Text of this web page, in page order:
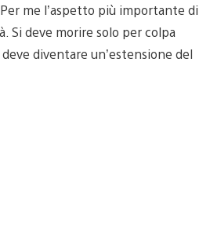
me l’aspetto più importante di
Si deve morire solo per colpa
diventare un’estensione del